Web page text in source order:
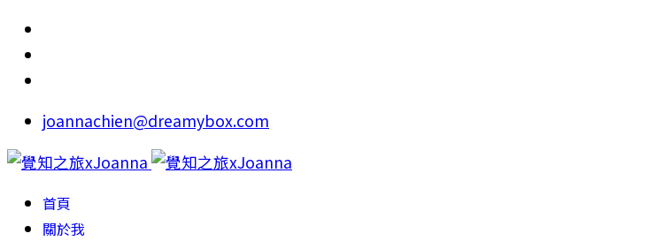
joannachien@dreamybox.com
首頁
關於我